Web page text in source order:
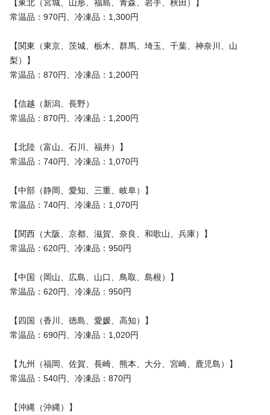
【東北（宮城、山形、福島、青森、岩手、秋田）】
常温品：970円、冷凍品：1,300円
【関東（東京、茨城、栃木、群馬、埼玉、千葉、神奈川、山
梨）】
常温品：870円、冷凍品：1,200円
【信越（新潟、長野）
常温品：870円、冷凍品：1,200円
【北陸（富山、石川、福井）】
常温品：740円、冷凍品：1,070円
【中部（静岡、愛知、三重、岐阜）】
常温品：740円、冷凍品：1,070円
【関西（大阪、京都、滋賀、奈良、和歌山、兵庫）】
常温品：620円、冷凍品：950円
【中国（岡山、広島、山口、鳥取、島根）】
常温品：620円、冷凍品：950円
【四国（香川、徳島、愛媛、高知）】
常温品：690円、冷凍品：1,020円
【九州（福岡、佐賀、長崎、熊本、大分、宮崎、鹿児島）】
常温品：540円、冷凍品：870円
【沖縄（沖縄）】